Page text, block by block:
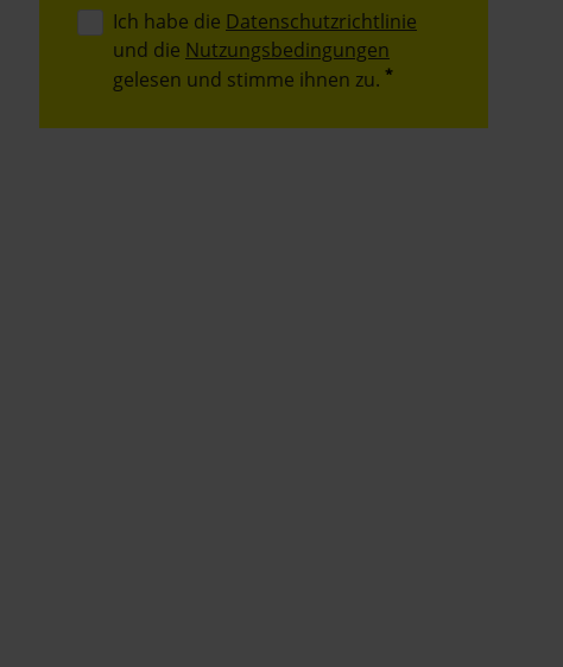
Ich habe die Datenschutzrichtlinie
und die Nutzungsbedingungen
gelesen und stimme ihnen zu.